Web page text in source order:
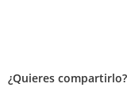
¿Quieres compartirlo?